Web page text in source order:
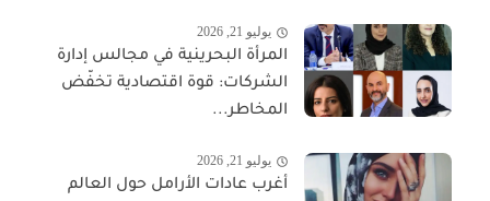
يوليو 21, 2026
المرأة البحرينية في مجالس إدارة
الشركات: قوة اقتصادية تخفّض
المخاطر...
يوليو 21, 2026
أغرب عادات الأرامل حول العالم